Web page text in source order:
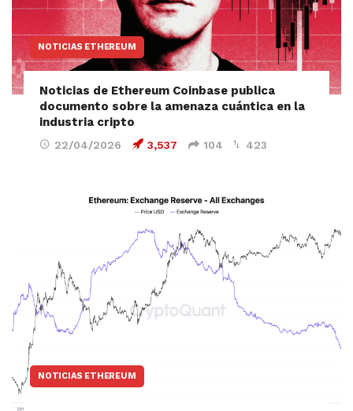
NOTICIAS ETHEREUM
Noticias de Ethereum Coinbase publica
documento sobre la amenaza cuántica en la
industria cripto
22/04/2026 3,537 104 423
NOTICIAS ETHEREUM